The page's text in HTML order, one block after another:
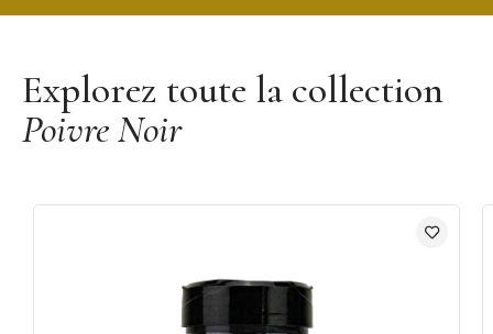
Explorez toute la collection
Poivre Noir